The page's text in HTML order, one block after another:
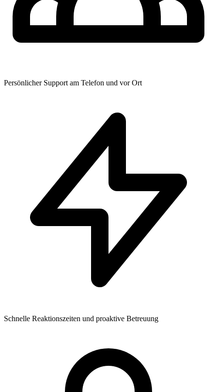
Persönlicher Support am Telefon und vor Ort
Schnelle Reaktionszeiten und proaktive Betreuung